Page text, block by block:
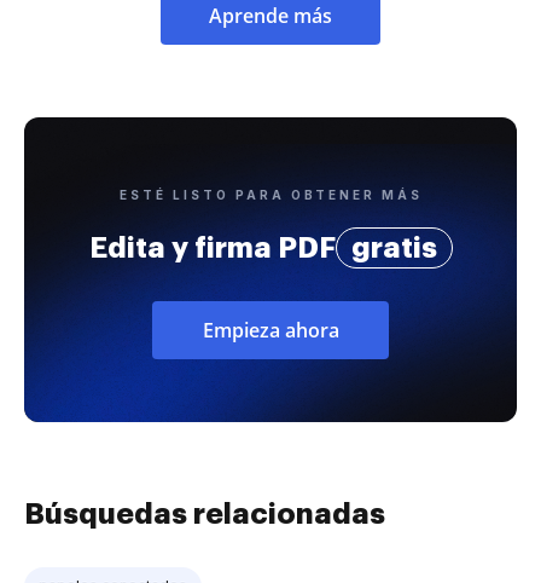
Aprende más
ESTÉ LISTO PARA OBTENER MÁS
Edita y firma PDF gratis
Empieza ahora
Búsquedas relacionadas